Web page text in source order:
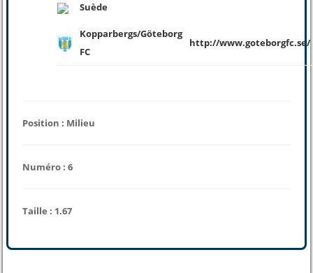
Suède
Kopparbergs/Göteborg
FC
http://www.goteborgfc.se/
Position : Milieu
Numéro : 6
Taille : 1.67